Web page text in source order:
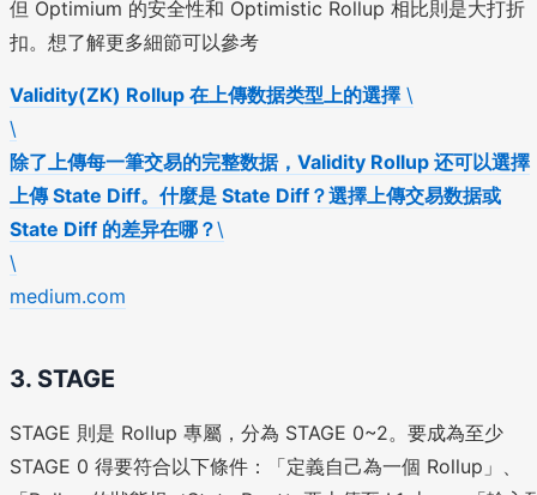
但 Optimium 的安全性和 Optimistic Rollup 相比則是大打折
扣。想了解更多細節可以參考
Validity(ZK) Rollup 在上傳数据类型上的選擇 \
\
除了上傳每一筆交易的完整数据，Validity Rollup 还可以選擇
上傳 State Diff。什麼是 State Diff？選擇上傳交易数据或
State Diff 的差异在哪？\
\
medium.com
3. STAGE
STAGE 則是 Rollup 專屬，分為 STAGE 0~2。要成為至少
STAGE 0 得要符合以下條件：「定義自己為一個 Rollup」、